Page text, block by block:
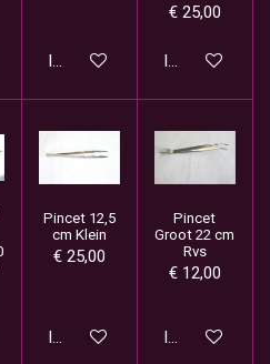
In winkelwagen
€ 25,00
In
Pincet 12,5
cm Klein
€ 25,00
In winkelwagen
Pincet
Groot 22 cm
Rvs
€ 12,00
In